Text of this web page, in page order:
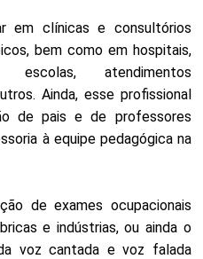
em clínicas e consultórios
bem como em hospitais,
escolas, atendimentos
Ainda, esse profissional
de pais e de professores
à equipe pedagógica na
de exames ocupacionais
e indústrias, ou ainda o
voz cantada e voz falada